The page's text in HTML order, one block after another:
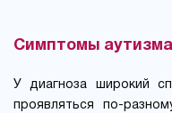
Симптомы аутизма
У диагноза широкий
проявляться по-